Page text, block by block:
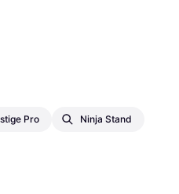
Pro Ninja Stand